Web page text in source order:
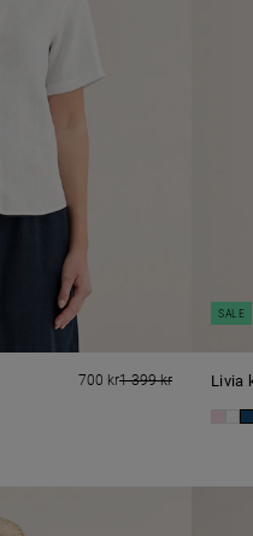
700 kr1 399 kr Livia
SALE